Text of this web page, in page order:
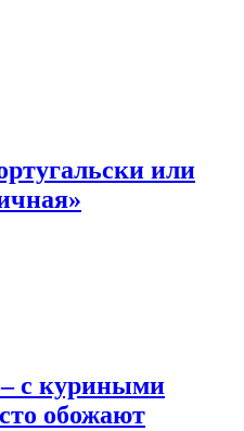
или
с куриными
обожают